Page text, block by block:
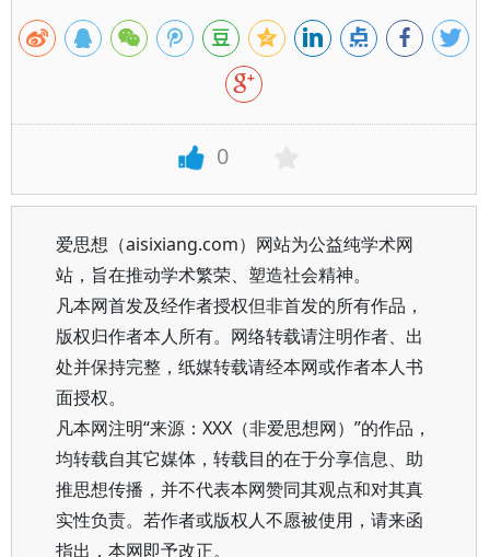
0
爱思想（aisixiang.com）网站为公益纯学术网
站，旨在推动学术繁荣、塑造社会精神。
凡本网首发及经作者授权但非首发的所有作品，
版权归作者本人所有。网络转载请注明作者、出
处并保持完整，纸媒转载请经本网或作者本人书
面授权。
凡本网注明“来源：XXX（非爱思想网）”的作品，
均转载自其它媒体，转载目的在于分享信息、助
推思想传播，并不代表本网赞同其观点和对其真
实性负责。若作者或版权人不愿被使用，请来函
指出，本网即予改正。